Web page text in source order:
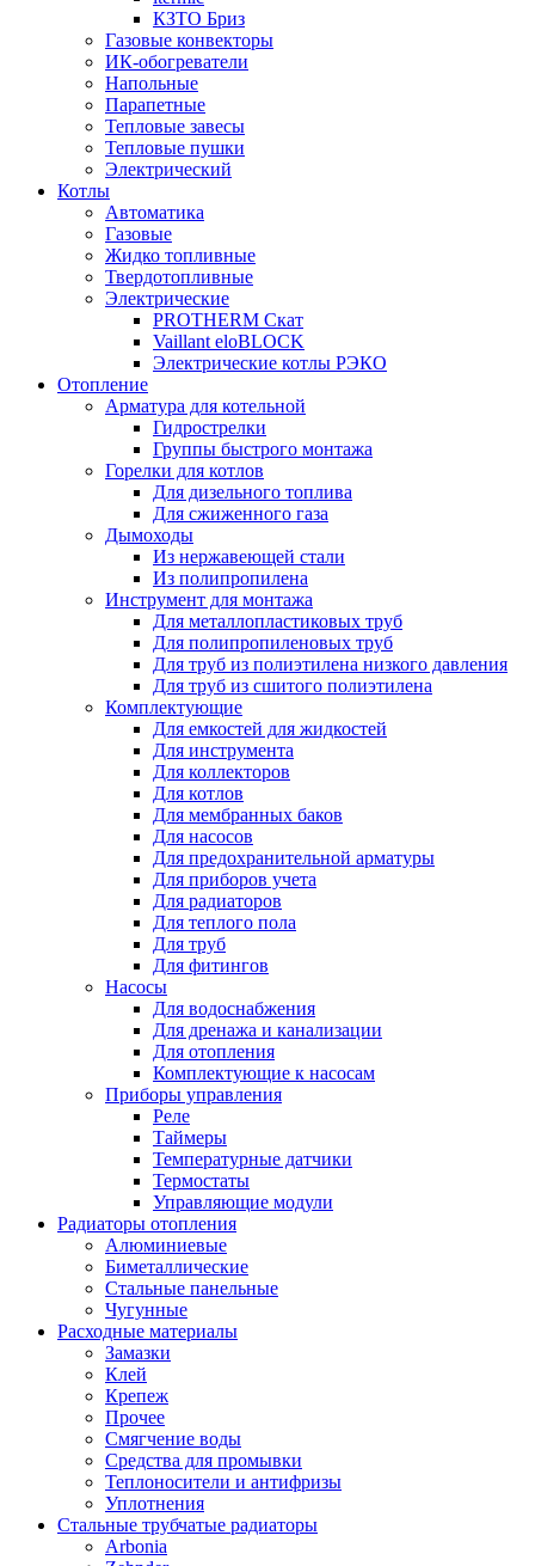
КЗТО Бриз
Газовые конвекторы
ИК-обогреватели
Напольные
Парапетные
Тепловые завесы
Тепловые пушки
Электрический
Котлы
Автоматика
Газовые
Жидко топливные
Твердотопливные
Электрические
PROTHERM Скат
Vaillant eloBLOCK
Электрические котлы РЭКО
Отопление
Арматура для котельной
Гидрострелки
Группы быстрого монтажа
Горелки для котлов
Для дизельного топлива
Для сжиженного газа
Дымоходы
Из нержавеющей стали
Из полипропилена
Инструмент для монтажа
Для металлопластиковых труб
Для полипропиленовых труб
Для труб из полиэтилена низкого давления
Для труб из сшитого полиэтилена
Комплектующие
Для емкостей для жидкостей
Для инструмента
Для коллекторов
Для котлов
Для мембранных баков
Для насосов
Для предохранительной арматуры
Для приборов учета
Для радиаторов
Для теплого пола
Для труб
Для фитингов
Насосы
Для водоснабжения
Для дренажа и канализации
Для отопления
Комплектующие к насосам
Приборы управления
Реле
Таймеры
Температурные датчики
Термостаты
Управляющие модули
Радиаторы отопления
Алюминиевые
Биметаллические
Стальные панельные
Чугунные
Расходные материалы
Замазки
Клей
Крепеж
Прочее
Смягчение воды
Средства для промывки
Теплоносители и антифризы
Уплотнения
Стальные трубчатые радиаторы
Arbonia